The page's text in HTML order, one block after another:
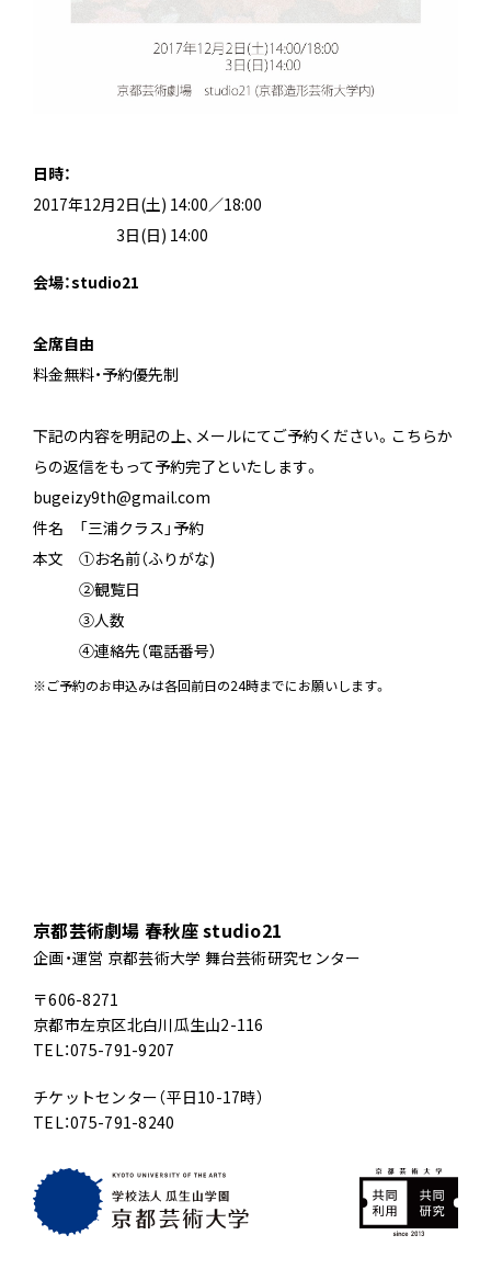
日時：
2017年12月2日(土) 14:00／18:00
3日(日) 14:00
会場：studio21
全席自由
料金無料・予約優先制
下記の内容を明記の上、メールにてご予約ください。こちらか
らの返信をもって予約完了といたします。
bugeizy9th@gmail.com
件名 「三浦クラス」予約
本文 ①お名前（ふりがな)
②観覧日
③人数
④連絡先（電話番号）
※ご予約のお申込みは各回前日の24時までにお願いします。
京都芸術劇場 春秋座 studio21
企画・運営 京都芸術大学 舞台芸術研究センター
〒606-8271
京都市左京区北白川瓜生山2-116
TEL：075-791-9207
チケットセンター（平日10-17時）
TEL：075-791-8240